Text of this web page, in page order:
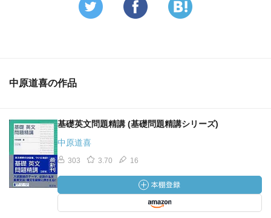
中原道喜の作品
基礎英文問題精講 (基礎問題精講シリーズ)
中原道喜
303 3.70 16